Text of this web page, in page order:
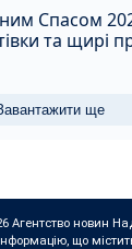
Спасом
та щирі
ще
Агентство новин
що